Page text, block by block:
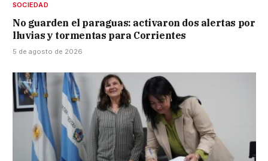
SOCIEDAD
No guarden el paraguas: activaron dos alertas por
lluvias y tormentas para Corrientes
5 de agosto de 2026